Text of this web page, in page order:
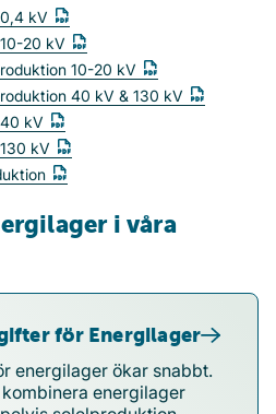
kV
20 kV
10-20 kV
40 kV & 130 kV
kV
kV
i våra
för Energilager
energilager ökar snabbt.
energilager